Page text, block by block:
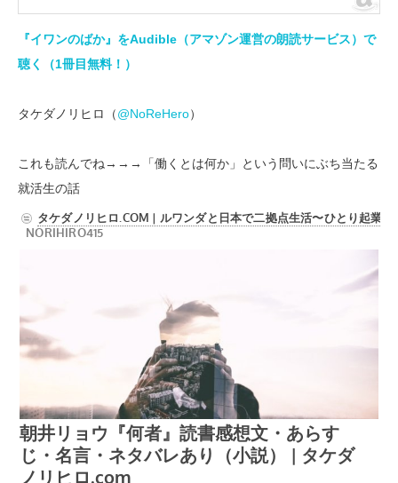
『イワンのばか』をAudible（アマゾン運営の朗読サービス）で
聴く（1冊目無料！）
タケダノリヒロ（@NoReHero）
これも読んでね→→→「働くとは何か」という問いにぶち当たる
就活生の話